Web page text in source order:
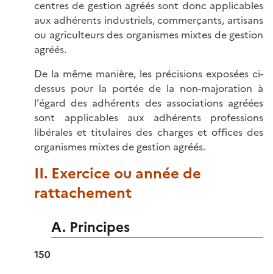
centres de gestion agréés sont donc applicables
aux adhérents industriels, commerçants, artisans
ou agriculteurs des organismes mixtes de gestion
agréés.
De la même manière, les précisions exposées ci-
dessus pour la portée de la non-majoration à
l'égard des adhérents des associations agréées
sont applicables aux adhérents professions
libérales et titulaires des charges et offices des
organismes mixtes de gestion agréés.
II. Exercice ou année de
rattachement
A. Principes
150